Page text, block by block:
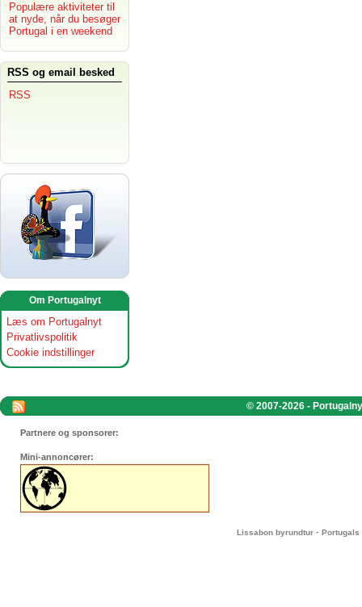
Populære aktiviteter til
at nyde, når du besøger
Portugal i en weekend
RSS og email besked
RSS
Om Portugalnyt
Læs om Portugalnyt
Privatlivspolitik
Cookie indstillinger
© 2007-2026 -
Partnere og sponsorer:
Mini-annoncører:
Lissabon byrundtur - Portugals